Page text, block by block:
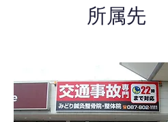
所属先